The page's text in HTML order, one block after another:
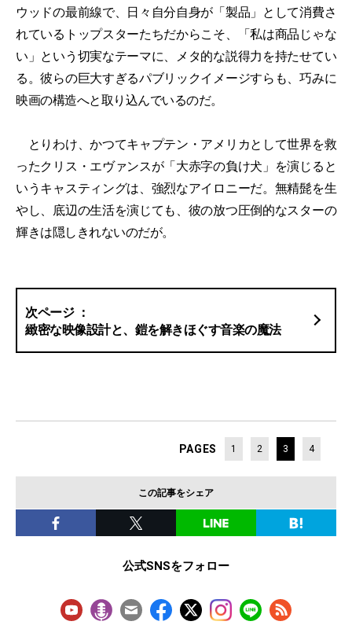
ウッドの最前線で、日々自分自身が「製品」として消費さ
れているトップスターたちだからこそ、「私は商品じゃな
い」という切実なテーマに、メタ的な説得力を持たせてい
る。彼らの巨大すぎるパブリックイメージすらも、巧みに
映画の構造へと取り込んでいるのだ。
とりわけ、かつてキャプテン・アメリカとして世界を救
ったクリス・エヴァンスが「大赤字の負け犬」を演じると
いうキャスティングは、強烈なアイロニーだ。無精髭を生
やし、底辺の生活を演じても、彼の放つ圧倒的なスターの
輝きは隠しきれないのだが。
緻密な映像設計と、鎧を解きほぐす音楽の魔法
PAGES 1 2 3 4
この記事をシェア
公式SNSをフォロー